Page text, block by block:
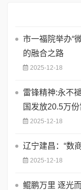
市一福院举办“
的融合之路
2025-12-18
雷锋精神:永不
国发放20.5万
2025-12-18
辽宁建昌：“数
2025-12-18
鲲鹏万里 逐光